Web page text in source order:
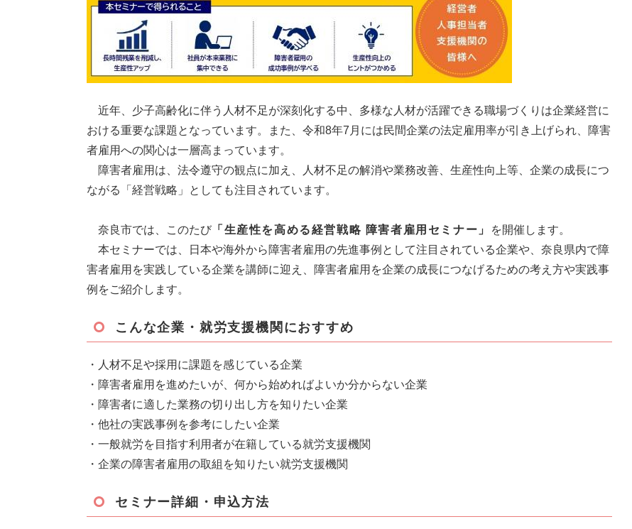
近年、少子高齢化に伴う人材不足が深刻化する中、多様な人材が活躍できる職場づくりは企業経営に
おける重要な課題となっています。また、令和8年7月には民間企業の法定雇用率が引き上げられ、障害
者雇用への関心は一層高まっています。
障害者雇用は、法令遵守の観点に加え、人材不足の解消や業務改善、生産性向上等、企業の成長につ
ながる「経営戦略」としても注目されています。
奈良市では、このたび 「生産性を高める経営戦略 障害者雇用セミナー」
を開催します。
本セミナーでは、日本や海外から障害者雇用の先進事例として注目されている企業や、奈良県内で障
害者雇用を実践している企業を講師に迎え、障害者雇用を企業の成長につなげるための考え方や実践事
例をご紹介します。
こんな企業・就労支援機関におすすめ
・人材不足や採用に課題を感じている企業
・障害者雇用を進めたいが、何から始めればよいか分からない企業
・障害者に適した業務の切り出し方を知りたい企業
・他社の実践事例を参考にしたい企業
・一般就労を目指す利用者が在籍している就労支援機関
・企業の障害者雇用の取組を知りたい就労支援機関
セミナー詳細・申込方法